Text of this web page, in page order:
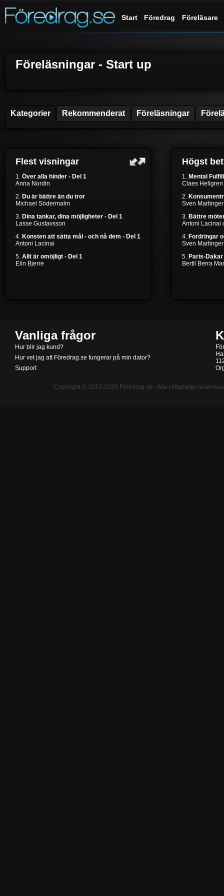
Start Föredrag Föreläsare
Föreläsningar - Start up
Kategorier Rekommenderat Föreläsningar
Flest visningar
1. Över alla hinder - Del 1
Anna Nordin
2. Du är bättre än du tror
Michael Södermalm
3. Dina tankar, dina möjligheter - Del 1
Lasse Gustavsson
4. Konsten att sätta mål - och nå dem - Del 1
Antoni Lacinai
5. Allt är omöjligt - Del 1
Elin Bjerre
Högst
1. Mental
Claes Hellgren
2.
Sven Martinger
3. Bättre
Antoni Lacinai
4. Fordringar
Sven Martinger
5. Paris-Dakar
Bertil Berra
Vanliga frågor
Hur blir jag kund?
Hur vet jag att Föredrag.se fungerar på min dator?
Support
Copyright © 2012-2026 Föredrag.se - Alla rättigheter